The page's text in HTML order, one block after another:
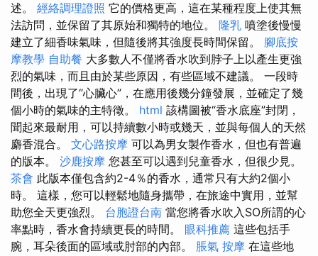
述。 經絡調理證照 它的價格更高，這在某種程度上使其無
法訪問，並保留了其原始和獨特的地位。 隆乳 噴塗後慢慢
建立了細香味氣味，但隨後將其強度長時間保留。 腳底按
摩教學 自助餐 大多數人不僅將香水吹到脖子上以產生更強
烈的氣味，而且由於某些原因，有些區域不建議。 一段時
間後，出現了“心臟心”，在應用後幾分鐘發展，並確定了幾
個小時的氣味的主特徵。 html 該構圖被“香水底座”封閉，
聞起來最耐用，可以持續數小時或幾天，並與每個人的天然
麝香混合。 文心路按摩 可以為男女製作香水，但也有普遍
的版本。 沙鹿按摩 您甚至可以遇到兒童香水，但很少見。
茶會 此版本僅包含約2-4％的香水，通常只有大約2個小
時。 這樣，您可以輕鬆地隨身攜帶，在旅途中實用，並幫
助您全天更強烈。 台胞證台南 當您將香水吹入SO所謂的心
率點時，香水會持續更長的時間。 眼科推薦 這些包括手
腕，耳朵後面的區域或肘部的內部。 脹氣 按摩 在這些地